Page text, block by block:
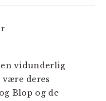
vidunderlig
deres
Blop og de